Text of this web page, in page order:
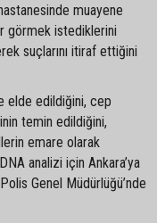
muayene
görmek istediklerini
suçlarını itiraf ettiğini
elde edildiğini, cep
temin edildiğini,
emare olarak
analizi için Ankara’ya
Genel Müdürlüğü’nde